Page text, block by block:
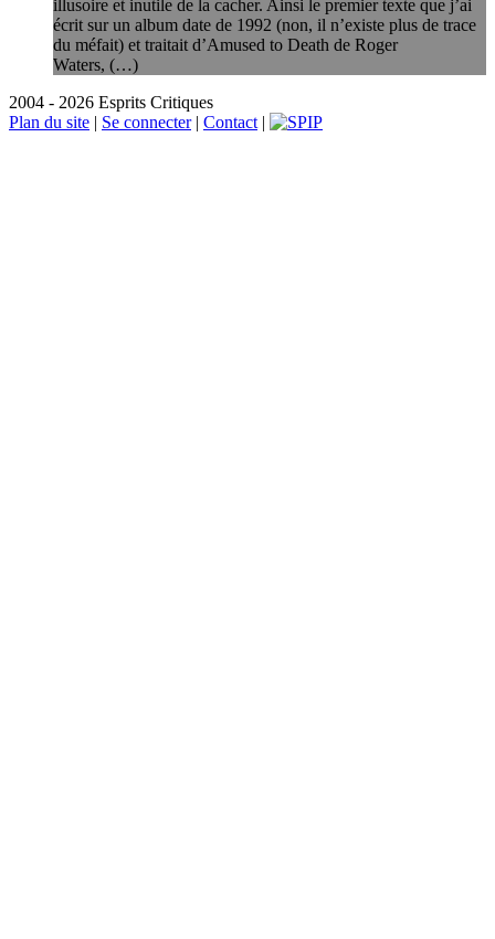
illusoire et inutile de la cacher. Ainsi le premier texte que j’ai
écrit sur un album date de 1992 (non, il n’existe plus de trace
du méfait) et traitait d’Amused to Death de Roger
Waters, (…)
2004 - 2026 Esprits Critiques
Plan du site | Se connecter| Contact |